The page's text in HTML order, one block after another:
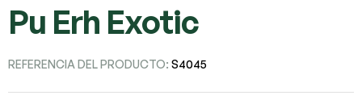
Pu Erh Exotic
REFERENCIA DEL PRODUCTO: S4045